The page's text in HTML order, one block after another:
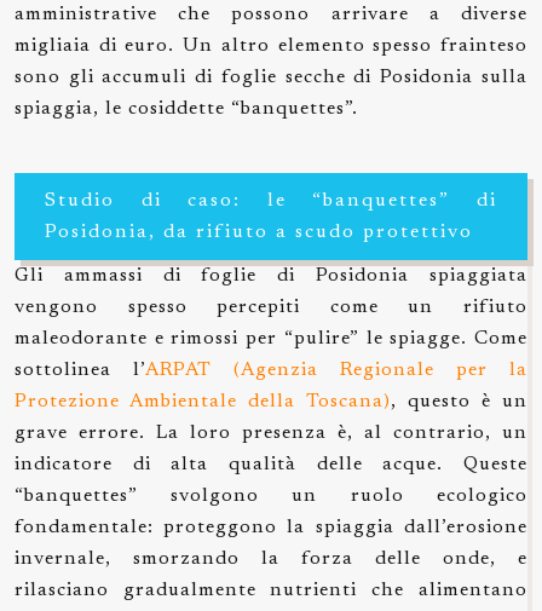
amministrative che possono arrivare a diverse
migliaia di euro. Un altro elemento spesso frainteso
sono gli accumuli di foglie secche di Posidonia sulla
spiaggia, le cosiddette “banquettes”.
Studio di caso: le “banquettes” di
Posidonia, da rifiuto a scudo protettivo
Gli ammassi di foglie di Posidonia spiaggiata
vengono spesso percepiti come un rifiuto
maleodorante e rimossi per “pulire” le spiagge. Come
sottolinea l’ARPAT (Agenzia Regionale per la
Protezione Ambientale della Toscana), questo è un
grave errore. La loro presenza è, al contrario, un
indicatore di alta qualità delle acque. Queste
“banquettes” svolgono un ruolo ecologico
fondamentale: proteggono la spiaggia dall’erosione
invernale, smorzando la forza delle onde, e
rilasciano gradualmente nutrienti che alimentano